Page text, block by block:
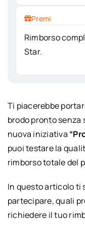
Premi
Rimborso
Star.
Ti piacerebbe
brodo pronto senza
nuova iniziativa
puoi testare la
rimborso totale del
In questo articolo ti
partecipare, quali
richiedere il tuo